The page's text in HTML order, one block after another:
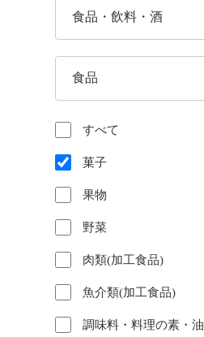
すべて
菓子
果物
野菜
肉類(加工食品)
魚介類(加工食品)
調味料・料理の素・油